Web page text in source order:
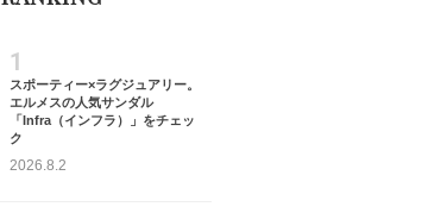
1
スポーティー×ラグジュアリー。
エルメスの人気サンダル
「Infra（インフラ）」をチェッ
ク
2026.8.2